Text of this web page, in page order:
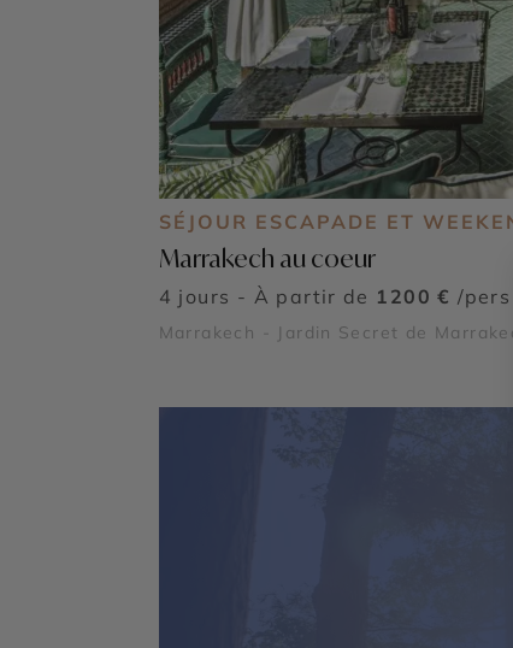
SÉJOUR ESCAPADE ET
Marrakech au coeur
4 jours - À partir de 1200 € /pers
Marrakech - Jardin Secret de